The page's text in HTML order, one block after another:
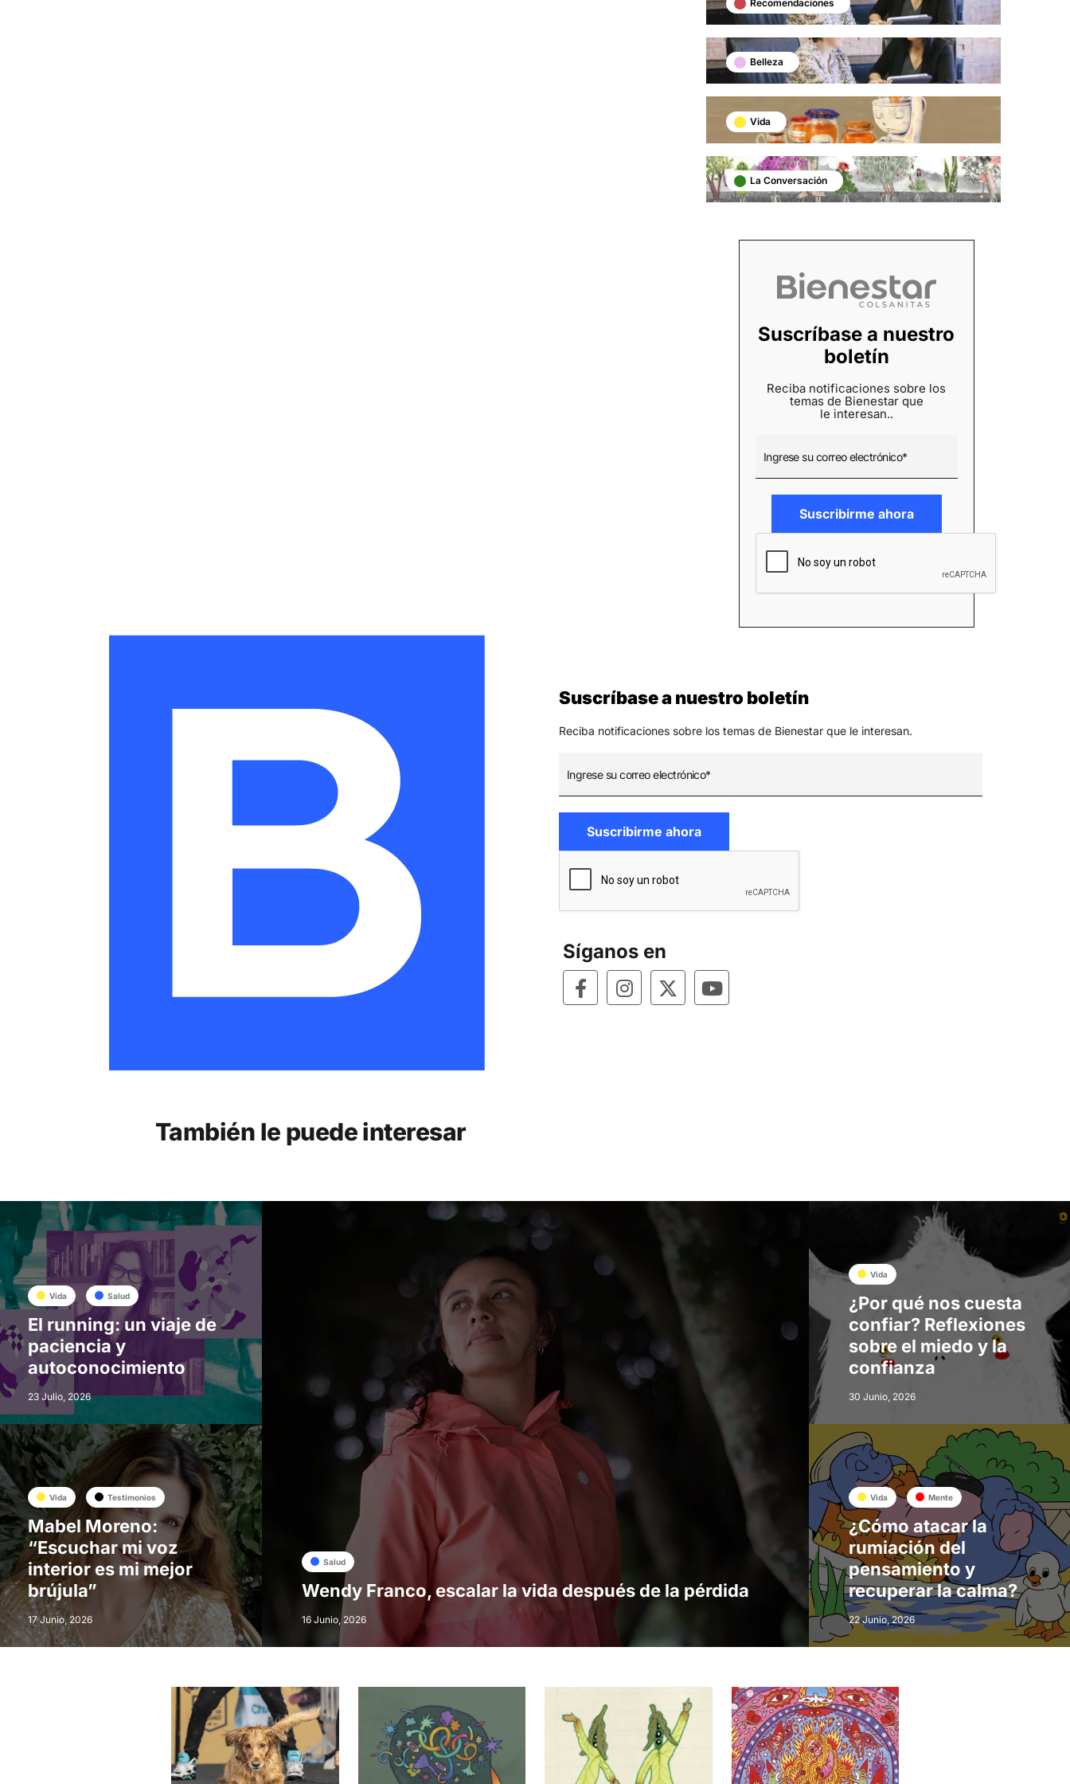
Recomendaciones
Belleza
Vida
La Conversación
Suscríbase a nuestro
boletín
Reciba notificaciones sobre los
temas de Bienestar que
le interesan..
Suscríbase a nuestro boletín
Reciba notificaciones sobre los temas de Bienestar que le interesan.
Síganos en
También le puede interesar
Vida Salud
El running: un viaje de
paciencia y
autoconocimiento
23 Julio, 2026
Vida Testimonios
Mabel Moreno:
“Escuchar mi voz
interior es mi mejor
brújula”
17 Junio, 2026
Salud
Wendy Franco, escalar la vida después de la pérdida
16 Junio, 2026
Vida
¿Por qué nos cuesta
confiar? Reflexiones
sobre el miedo y la
confianza
30 Junio, 2026
Vida Mente
¿Cómo atacar la
rumiación del
pensamiento y
recuperar la calma?
22 Junio, 2026